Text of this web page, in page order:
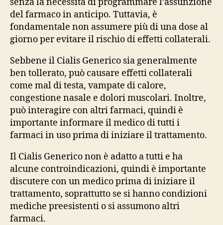
del farmaco in anticipo. Tuttavia, è
fondamentale non assumere più di una dose al
giorno per evitare il rischio di effetti collaterali.
Sebbene il Cialis Generico sia generalmente
ben tollerato, può causare effetti collaterali
come mal di testa, vampate di calore,
congestione nasale e dolori muscolari. Inoltre,
può interagire con altri farmaci, quindi è
importante informare il medico di tutti i
farmaci in uso prima di iniziare il trattamento.
Il Cialis Generico non è adatto a tutti e ha
alcune controindicazioni, quindi è importante
discutere con un medico prima di iniziare il
trattamento, soprattutto se si hanno condizioni
mediche preesistenti o si assumono altri
farmaci.